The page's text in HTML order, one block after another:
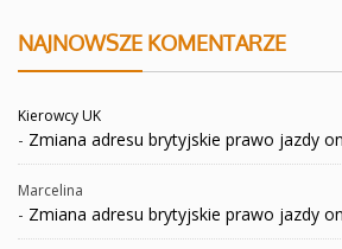
NAJNOWSZE KOMENTARZE
Kierowcy UK
- Zmiana adresu brytyjskie prawo jazdy
Marcelina
- Zmiana adresu brytyjskie prawo jazdy